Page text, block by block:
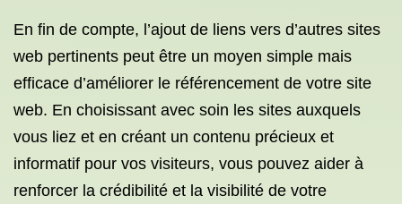
En fin de compte, l’ajout de liens vers d’autres sites
web pertinents peut être un moyen simple mais
efficace d’améliorer le référencement de votre site
web. En choisissant avec soin les sites auxquels
vous liez et en créant un contenu précieux et
informatif pour vos visiteurs, vous pouvez aider à
renforcer la crédibilité et la visibilité de votre